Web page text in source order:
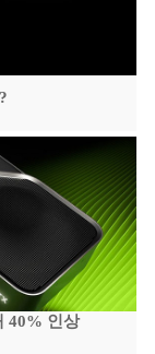
40% 인상